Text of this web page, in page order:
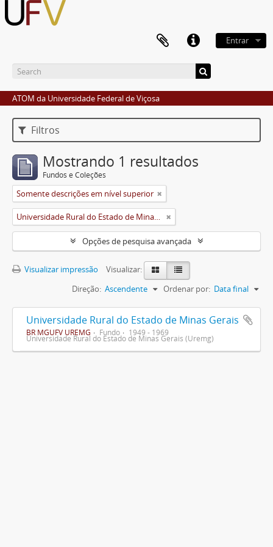
Entrar
ATOM da Universidade Federal de Viçosa
Filtros
Mostrando 1 resultados
Fundos e Coleções
Somente descrições em nível superior
Universidade Rural do Estado de Minas Gerais (Uremg)
Opções de pesquisa avançada
Visualizar impressão
Visualizar:
Ordenar por: Data final
Direção: Ascendente
Universidade Rural do Estado de Minas Gerais
BR MGUFV UREMG Fundo 1949 - 1969
Universidade Rural do Estado de Minas Gerais (Uremg)